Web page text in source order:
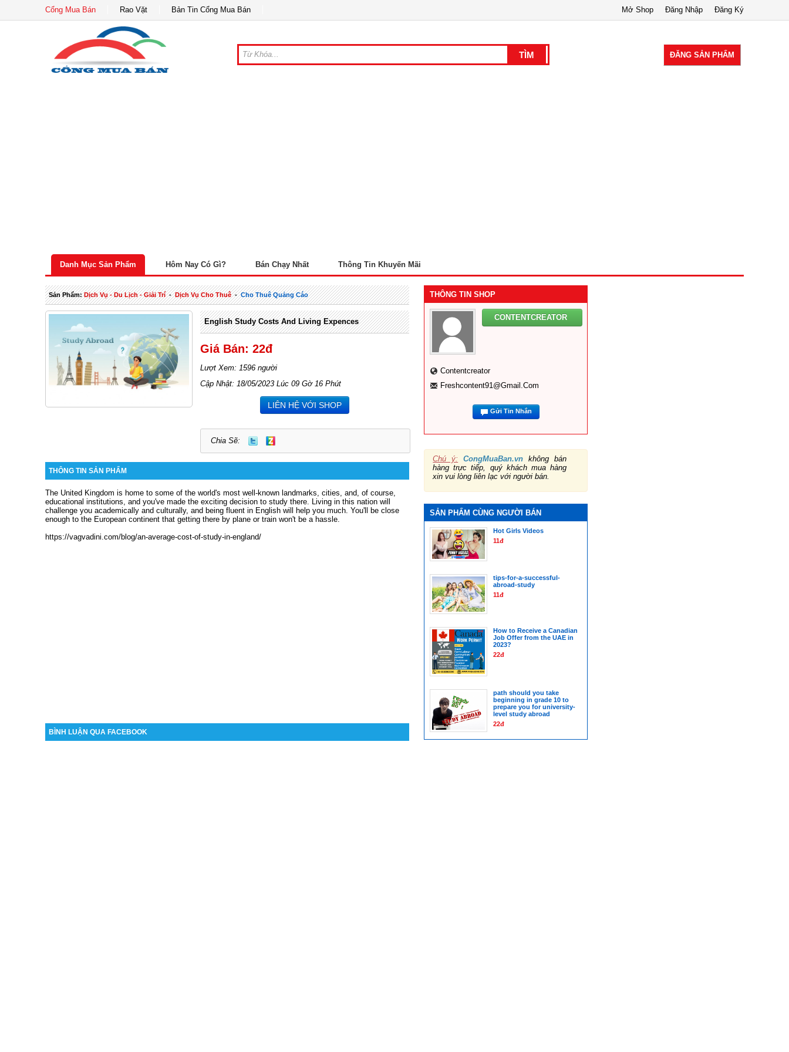
Cổng Mua Bán Rao Vặt Bản Tin Cổng Mua Bán Đăng Ký
Đăng Nhập
Mở Shop
ĐĂNG SẢN PHẨM
Danh Mục Sản Phẩm Hôm Nay Có Gì? Bán Chạy Nhất Thông Tin Khuyến Mãi
Sản Phẩm:Dịch Vụ - Du Lịch - Giải Trí-Dịch Vụ Cho Thuê-Cho Thuê Quảng Cáo
English Study Costs And Living Expences
Giá Bán: 22đ
Lượt Xem: 1596 người
Cập Nhật: 18/05/2023 Lúc 09 Gờ 16 Phút
LIÊN HỆ VỚI SHOP
Chia Sẽ:
THÔNG TIN SẢN PHẨM
The United Kingdom is home to some of the world's most well-known landmarks, cities, and, of course,
educational institutions, and you've made the exciting decision to study there. Living in this nation will
challenge you academically and culturally, and being fluent in English will help you much. You'll be close
enough to the European continent that getting there by plane or train won't be a hassle.
https://vagvadini.com/blog/an-average-cost-of-study-in-england/
BÌNH LUẬN QUA FACEBOOK
THÔNG TIN SHOP
CONTENTCREATOR
Contentcreator
Freshcontent91@gmail.com
Gửi Tin Nhắn
Chú ý: CongMuaBan.vn không bán
hàng trực tiếp, quý khách mua hàng
xin vui lòng liên lạc với người bán.
SẢN PHẨM CÙNG NGƯỜI BÁN
Hot Girls Videos
11đ
tips-for-a-successful-
abroad-study
11đ
How to Receive a Canadian
Job Offer from the UAE in
2023?
22đ
path should you take
beginning in grade 10 to
prepare you for university-
level study abroad
22đ